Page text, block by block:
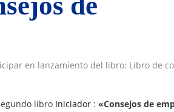
en lanzamiento del libro: Libro de
libro Iniciador : «Consejos de